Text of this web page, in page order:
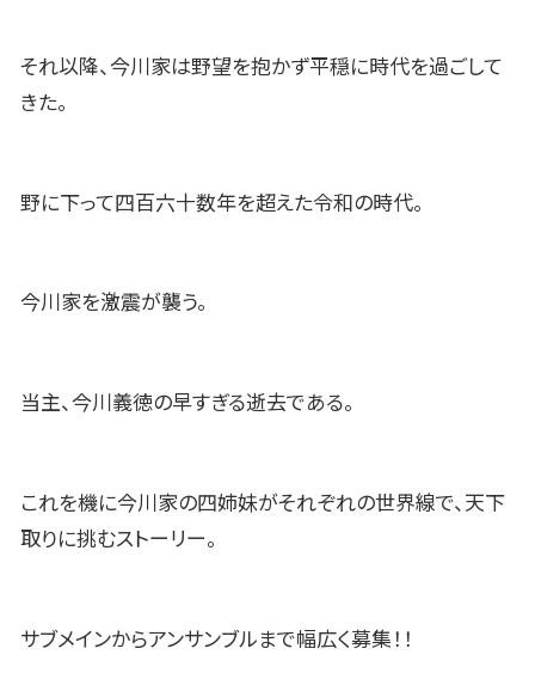
それ以降、今川家は野望を抱かず平穏に時代を過ごして
きた。
野に下って四百六十数年を超えた令和の時代。
今川家を激震が襲う。
当主、今川義徳の早すぎる逝去である。
これを機に今川家の四姉妹がそれぞれの世界線で、天下
取りに挑むストーリー。
サブメインからアンサンブルまで幅広く募集！！